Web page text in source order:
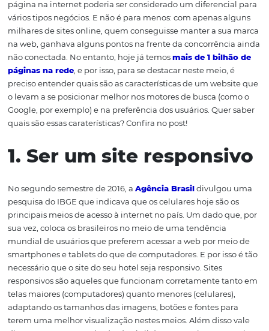
Em
Até o final da década de 90 e início dos anos 2000, ter
página na internet poderia ser considerado um
vários tipos negócios. E não é para menos: com apenas
milhares de sites online, quem conseguisse manter a
na web, ganhava alguns pontos na frente da
páginas na rede
, e por isso, para se destacar neste
preciso entender quais são as características de um
Google, por exemplo) e na preferência dos usuários.
quais são essas caraterísticas? Confira no post!
1. Ser um site
No segundo semestre de 2016, a Agência Brasil
pesquisa do IBGE que indicava que os celulares hoje
principais meios de acesso à internet no país. Um dado